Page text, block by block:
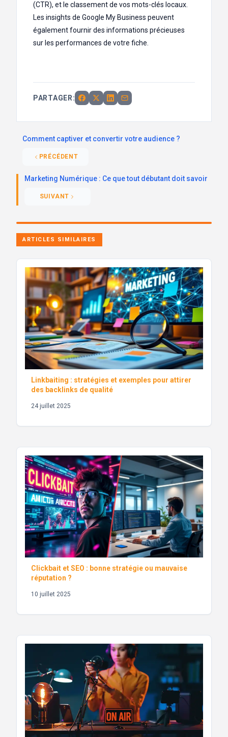
(CTR), et le classement de vos mots-clés locaux.
Les insights de Google My Business peuvent
également fournir des informations précieuses
sur les performances de votre fiche.
PARTAGER:
Comment captiver et convertir votre audience ?
PRÉCÉDENT
Marketing Numérique : Ce que tout débutant doit savoir
SUIVANT
ARTICLES SIMILAIRES
Linkbaiting : stratégies et exemples pour attirer
des backlinks de qualité
24 juillet 2025
Clickbait et SEO : bonne stratégie ou mauvaise
réputation ?
10 juillet 2025